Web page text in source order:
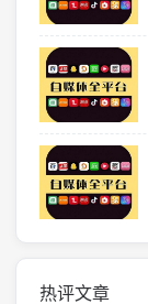
热评文章